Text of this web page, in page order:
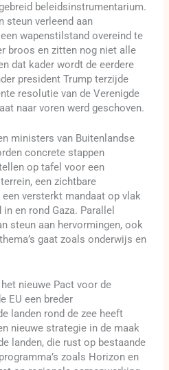
beleidsinstrumentarium.
steun verleend aan
wapenstilstand overeind te
broos en zitten nog niet alle
dat kader wordt de eerdere
president Trump terzijde
resolutie van de Verenigde
naar voren werd geschoven.
ministers van Buitenlandse
concrete stappen
op tafel voor een
een zichtbare
een versterkt mandaat op vlak
en rond Gaza. Parallel
steun aan hervormingen, ook
gaat zoals onderwijs en
nieuwe Pact voor de
EU een breder
landen rond de zee heeft
nieuwe strategie in de maak
landen, die rust op bestaande
zoals Horizon en